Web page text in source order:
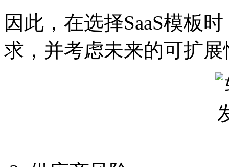
因此，在选择SaaS模板
求，并考虑未来的可扩展